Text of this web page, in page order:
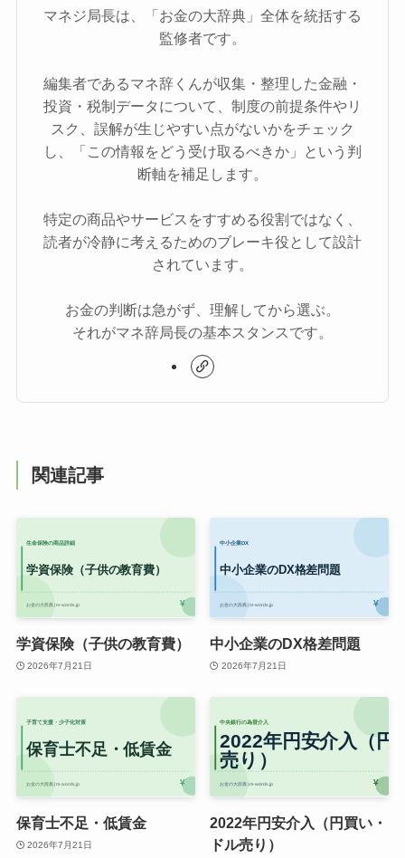
マネジ局長は、「お金の大辞典」全体を統括する
監修者です。
編集者であるマネ辞くんが収集・整理した金融・
投資・税制データについて、制度の前提条件やリ
スク、誤解が生じやすい点がないかをチェック
し、「この情報をどう受け取るべきか」という判
断軸を補足します。
特定の商品やサービスをすすめる役割ではなく、
読者が冷静に考えるためのブレーキ役として設計
されています。
お金の判断は急がず、理解してから選ぶ。
それがマネ辞局長の基本スタンスです。
関連記事
学資保険（子供の教育費）
2026年7月21日
中小企業のDX格差問題
2026年7月21日
保育士不足・低賃金
2026年7月21日
2022年円安介入（円買い・
ドル売り）